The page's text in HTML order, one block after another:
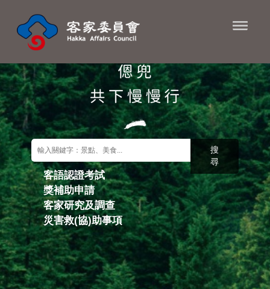
關鍵字搜尋
客語認證考試
獎補助申請
客家研究及調查
災害救(協)助事項
搜
尋